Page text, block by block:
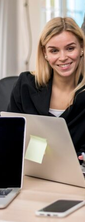
La
migliori lavori.
creativi,
Italiano
Copyright © 2010-